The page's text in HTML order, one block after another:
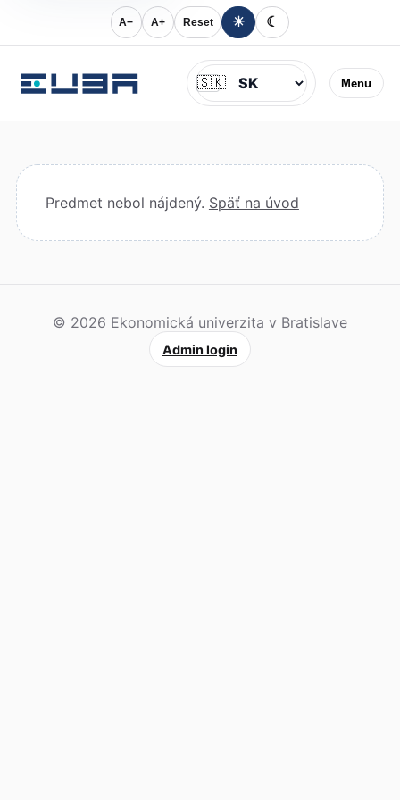
A− A+ Reset ☀ ☾
Menu
Jazyk
🇸🇰
Predmet nebol nájdený. Späť na úvod
© 2026 Ekonomická univerzita v Bratislave
Admin login